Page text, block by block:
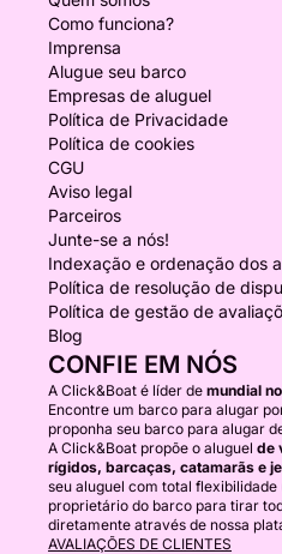
Como funciona?
Imprensa
Alugue seu barco
Empresas de aluguel
Política de Privacidade
Política de cookies
CGU
Aviso legal
Parceiros
Junte-se a nós!
Indexação e ordenação dos
Política de resolução de
Política de gestão de
Blog
CONFIE EM NÓS
A Click&Boat é líder de mundial
Encontre um barco para alugar
proponha seu barco para alugar
A Click&Boat propõe o aluguel de
rígidos, barcaças, catamarãs e
seu aluguel com total flexibilidade
proprietário do barco para tirar
diretamente através de nossa
AVALIAÇÕES DE CLIENTES